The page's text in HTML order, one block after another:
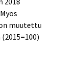
muutettu